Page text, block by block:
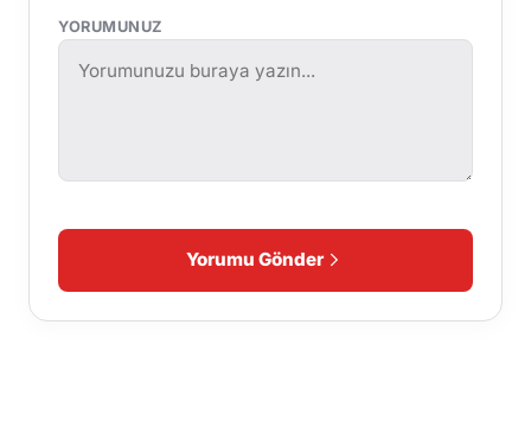
YORUMUNUZ
Yorumu Gönder